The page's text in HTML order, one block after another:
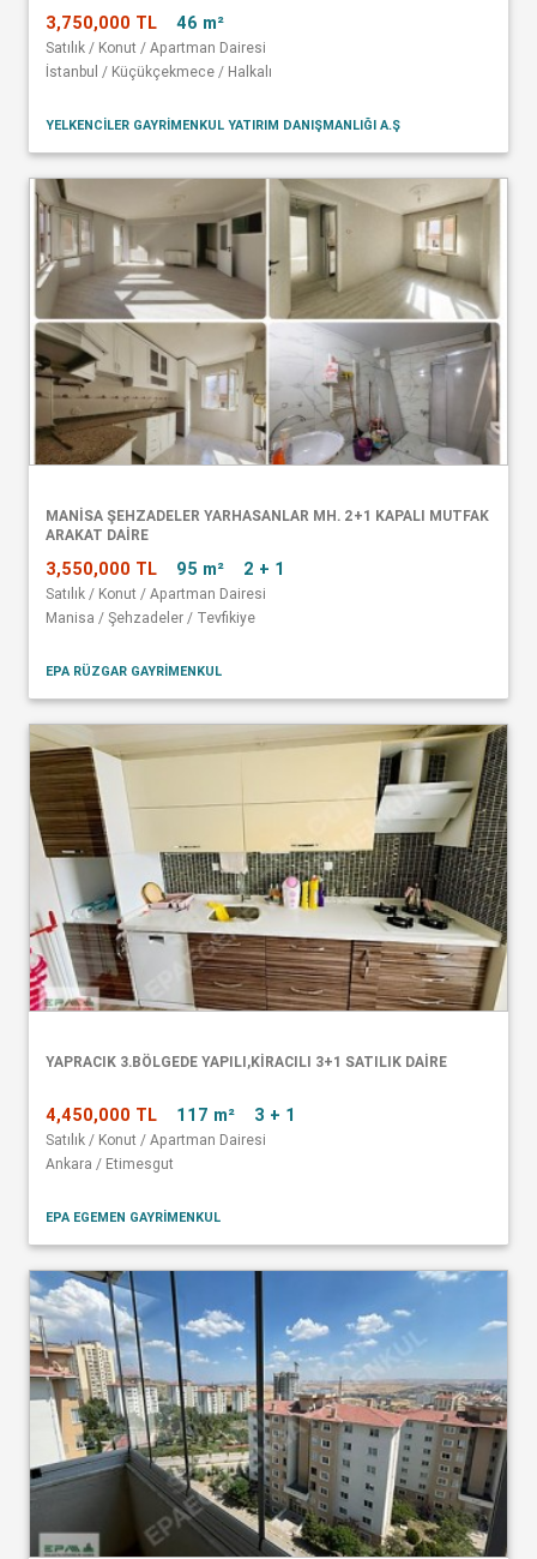
3,750,000 TL 46 m²
Satılık / Konut / Apartman Dairesi
İstanbul / Küçükçekmece / Halkalı
YELKENCİLER GAYRİMENKUL YATIRIM DANIŞMANLIĞI A.Ş
MANISA ŞEHZADELER YARHASANLAR MH. 2+1 KAPALI MUTFAK
ARAKAT DAIRE
3,550,000 TL 95 m² 2 + 1
Satılık / Konut / Apartman Dairesi
Manisa / Şehzadeler / Tevfikiye
EPA RÜZGAR GAYRİMENKUL
YAPRACIK 3.BÖLGEDE YAPILI,KİRACILI 3+1 SATILIK DAİRE
4,450,000 TL 117 m² 3 + 1
Satılık / Konut / Apartman Dairesi
Ankara / Etimesgut
EPA EGEMEN GAYRİMENKUL